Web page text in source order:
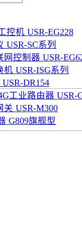
控机 USR-EG228
USR-SC系列
控制器 USR-
USR-ISG系列
DR154
工业路由器 USR-
USR-M300
G809旗舰型